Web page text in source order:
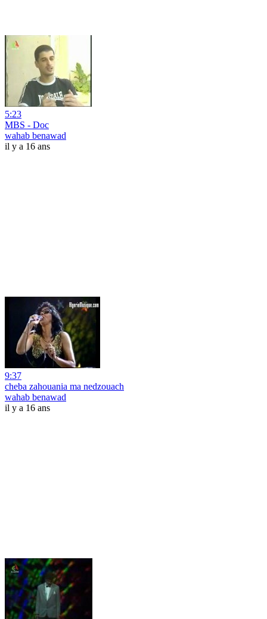
5:23
MBS - Doc
wahab benawad
il y a 16 ans
9:37
cheba zahouania ma nedzouach
wahab benawad
il y a 16 ans